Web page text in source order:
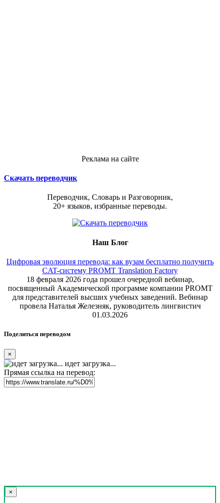
Реклама на сайте
Скачать переводчик
Переводчик, Словарь и Разговорник,
20+ языков, избранные переводы.
Наш Блог
Цифровая эволюция перевода: как вузам бесплатно получить
CAT-систему PROMT Translation Factory
18 февраля 2026 года прошел очередной вебинар,
посвященный Академической программе компании PROMT
для представителей высших учебных заведений. Вебинар
провела Наталья Железняк, руководитель лингвистич
01.03.2026
Поделиться переводом
×
идет загрузка...
Прямая ссылка на перевод:
×